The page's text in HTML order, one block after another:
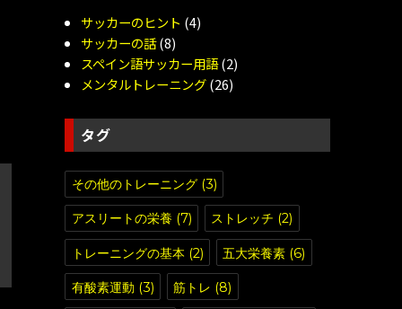
サッカーのヒント (4)
サッカーの話(8)
スペイン語サッカー用語(2)
メンタルトレーニング(26)
タグ
その他のトレーニング(3)
アスリートの栄養 (7) ストレッチ (2)
トレーニングの基本 (2) 五大栄養素 (6)
有酸素運動 (3) 筋トレ (8)